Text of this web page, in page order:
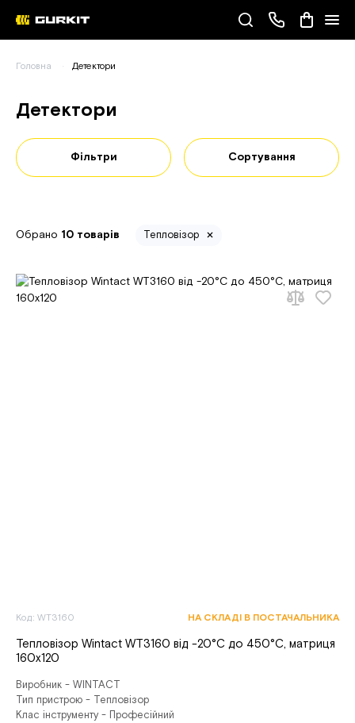
(093) 343-55-55
Головна Детектори
Детектори
Фільтри Сортування
Обрано 10 товарів Тепловізор
Код: WT3160 НА СКЛАДІ В ПОСТАЧАЛЬНИКА
Тепловізор Wintact WT3160 від -20°С до 450°С, матриця
160х120
Виробник - WINTACT
Тип пристрою - Тепловізор
Клас інструменту - Професійний